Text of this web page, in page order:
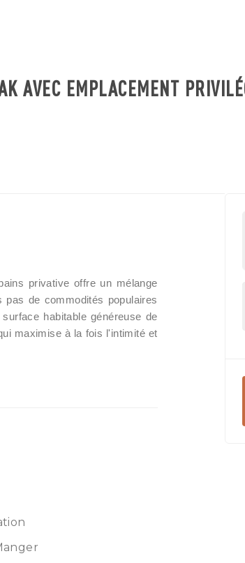
AVEC EMPLACEMENT
privative offre un mélange
de commodités populaires
habitable généreuse de
maximise à la fois l'intimité et
privative, assurant une
l'esthétique générale.
ceux qui apprécient à la